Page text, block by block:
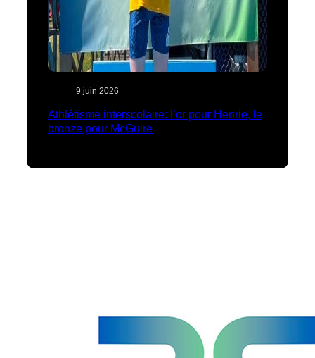
9 juin 2026
Athlétisme interscolaire: l’or pour Henrie, le
bronze pour McGuire